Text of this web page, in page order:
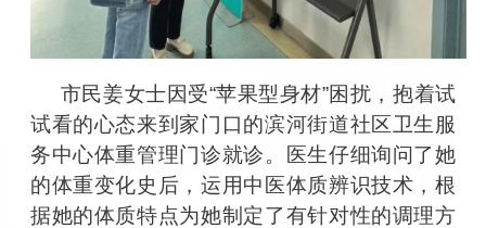
市民姜女士因受“苹果型身材”困扰，抱着试
试看的心态来到家门口的滨河街道社区卫生服
务中心体重管理门诊就诊。医生仔细询问了她
的体重变化史后，运用中医体质辨识技术，根
据她的体质特点为她制定了有针对性的调理方